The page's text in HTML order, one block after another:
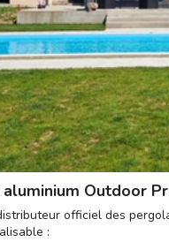
Outdoor
officiel des
: